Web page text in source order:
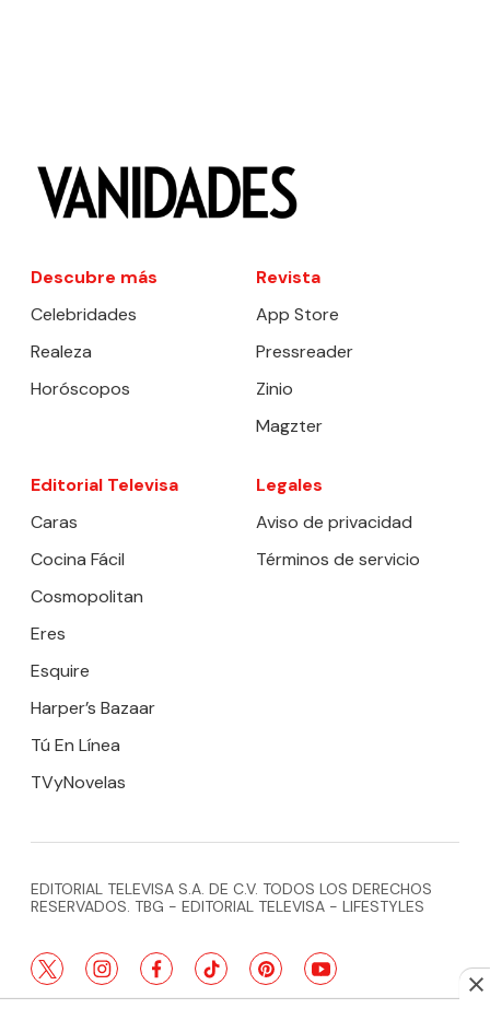
Descubre más
Celebridades
Realeza
Horóscopos
Revista
App Store
Pressreader
Zinio
Magzter
Editorial Televisa
Caras
Cocina Fácil
Cosmopolitan
Eres
Esquire
Harper’s Bazaar
Tú En Línea
TVyNovelas
Legales
Aviso de privacidad
Términos de servicio
EDITORIAL TELEVISA S.A. DE C.V. TODOS LOS DERECHOS
RESERVADOS. TBG - EDITORIAL TELEVISA - LIFESTYLES
twitterinstagramfacebooktiktokpinterestyoutube